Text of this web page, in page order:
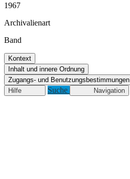
1967
Archivalienart
Band
Kontext
Inhalt und innere Ordnung
Zugangs- und Benutzungsbestimmungen
Hilfe
Suche Navigation